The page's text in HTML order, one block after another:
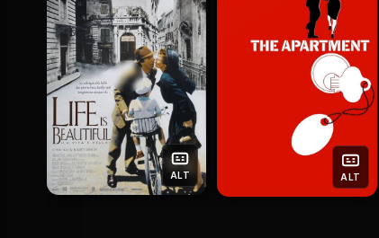
ALT ALT